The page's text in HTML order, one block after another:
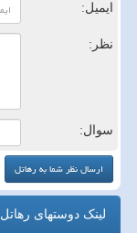
ایمیل:
نظر:
سوال:
لینک دوستهای رهاتل